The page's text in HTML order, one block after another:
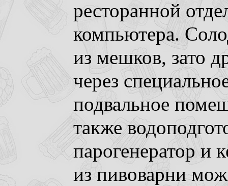
ресторанной
компьютера.
из мешков, зато
через
подвальное
также
парогенератор и
из пивоварни